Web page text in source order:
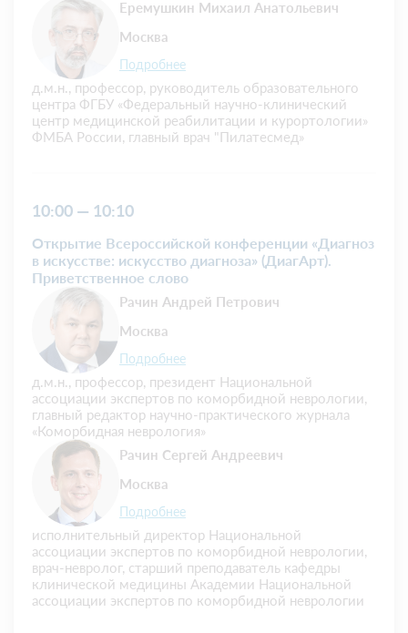
Еремушкин Михаил Анатольевич
Москва
Подробнее
д.м.н., профессор, руководитель образовательного
центра ФГБУ «Федеральный научно-клинический
центр медицинской реабилитации и курортологии»
ФМБА России, главный врач "Пилатесмед»
10:00 — 10:10
Открытие Всероссийской конференции «Диагноз
в искусстве: искусство диагноза» (ДиагАрт).
Приветственное слово
Рачин Андрей Петрович
Москва
Подробнее
д.м.н., профессор, президент Национальной
ассоциации экспертов по коморбидной неврологии,
главный редактор научно-практического журнала
«Коморбидная неврология»
Рачин Сергей Андреевич
Москва
Подробнее
исполнительный директор Национальной
ассоциации экспертов по коморбидной неврологии,
врач-невролог, старший преподаватель кафедры
клинической медицины Академии Национальной
ассоциации экспертов по коморбидной неврологии